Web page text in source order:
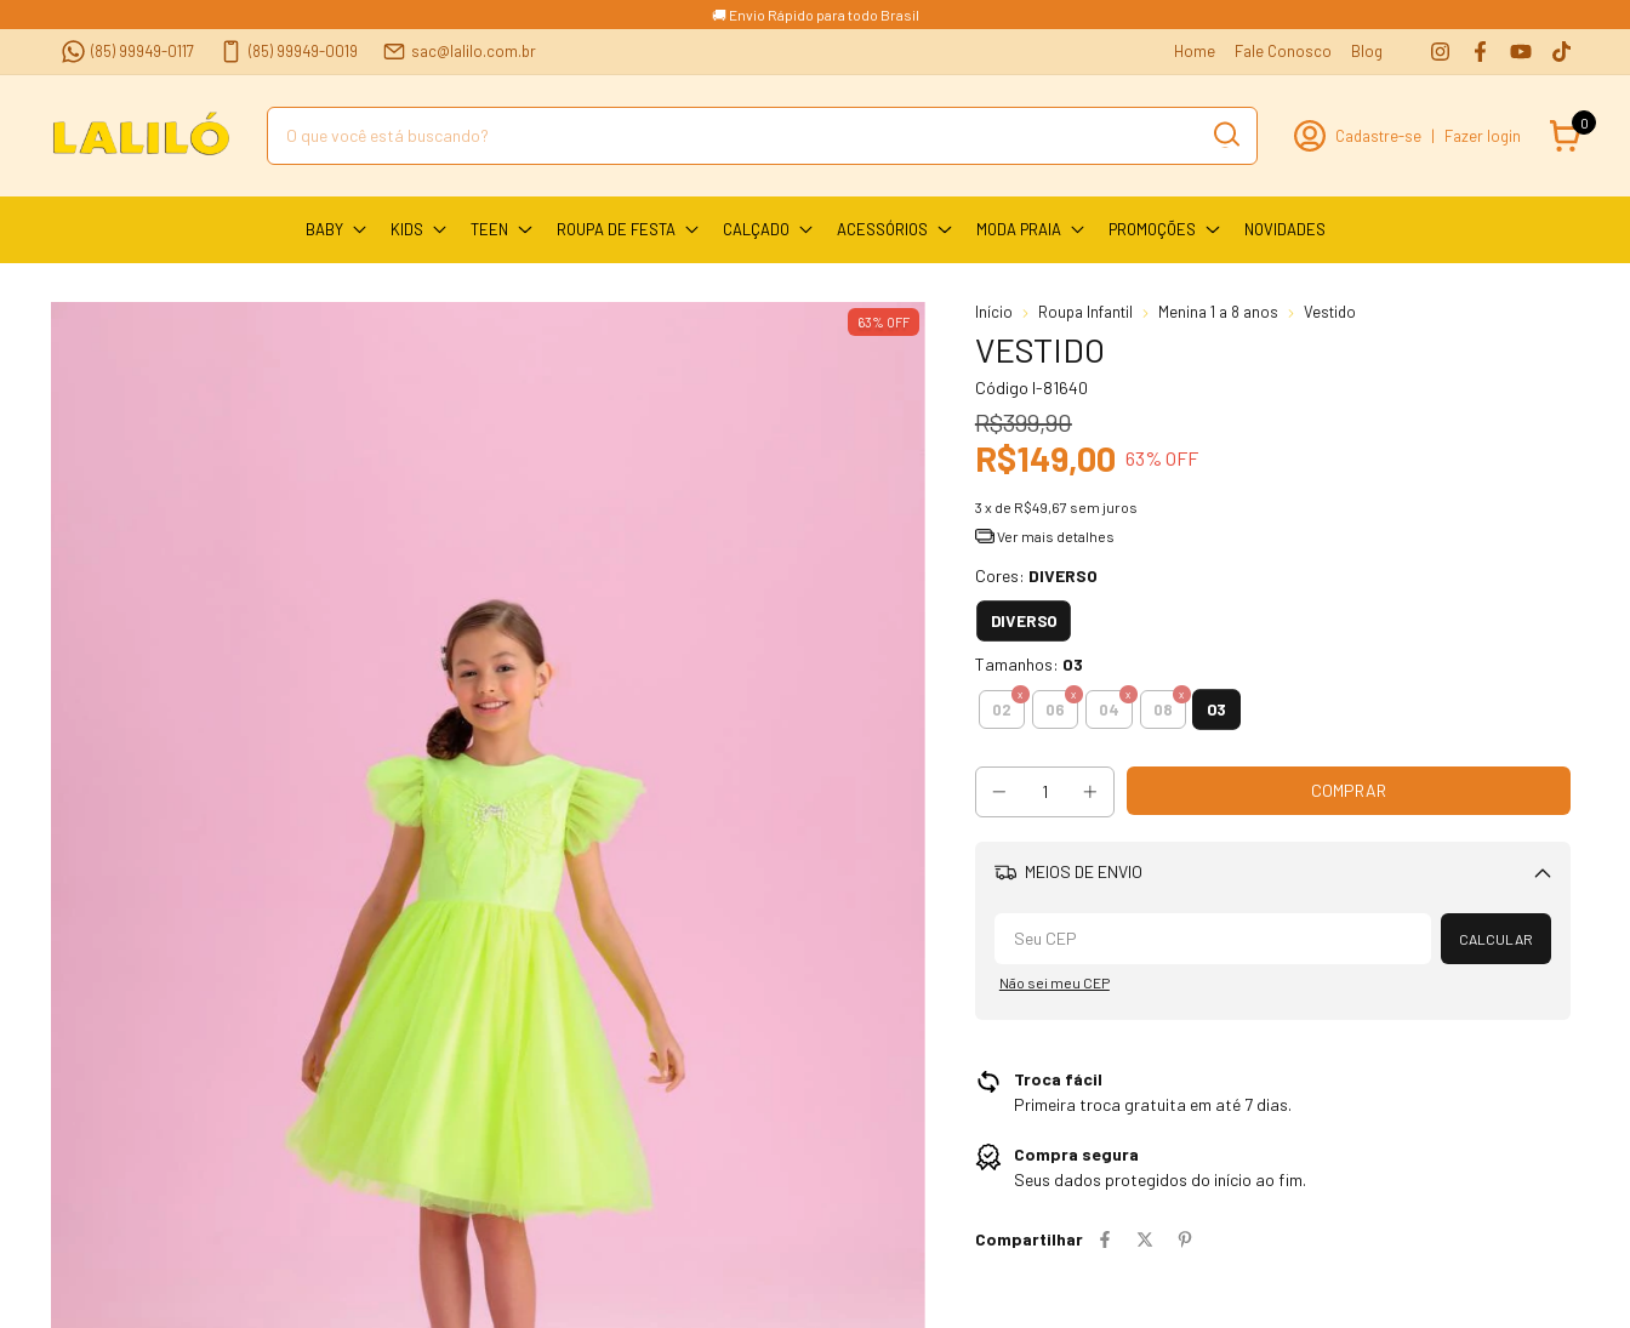
🚚 Envio Rápido para todo Brasil
(85) 99949-0117 (85) 99949-0019 sac@lalilo.com.br Home Fale Conosco Blog
Cadastre-se | Fazer login
0
BABY KIDS TEEN ROUPA DE FESTA CALÇADO ACESSÓRIOS MODA PRAIA PROMOÇÕES NOVIDADES
63% OFF
Início Roupa Infantil Menina 1 a 8 anos Vestido
VESTIDO
Código I-81640
R$399,90
R$149,00 63% OFF
3 x de R$49,67 sem juros
Ver mais detalhes
Cores: DIVERSO
DIVERSO
Tamanhos: 03
02 06 04 08 03
MEIOS DE ENVIO
Alterar CEP
CALCULAR
Não sei meu CEP
Troca fácil
Primeira troca gratuita em até 7 dias.
Compra segura
Seus dados protegidos do início ao fim.
Compartilhar